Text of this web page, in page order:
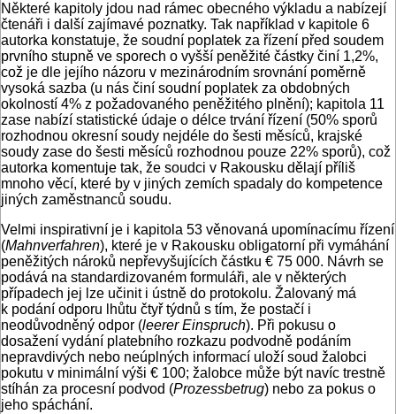
Některé kapitoly jdou nad rámec obecného výkladu a nabízejí
čtenáři i další zajímavé poznatky. Tak například v kapitole 6
autorka konstatuje, že soudní poplatek za řízení před soudem
prvního stupně ve sporech o vyšší peněžité částky činí 1,2%,
což je dle jejího názoru v mezinárodním srovnání poměrně
vysoká sazba (u nás činí soudní poplatek za obdobných
okolností 4% z požadovaného peněžitého plnění); kapitola 11
zase nabízí statistické údaje o délce trvání řízení (50% sporů
rozhodnou okresní soudy nejdéle do šesti měsíců, krajské
soudy zase do šesti měsíců rozhodnou pouze 22% sporů), což
autorka komentuje tak, že soudci v Rakousku dělají příliš
mnoho věcí, které by v jiných zemích spadaly do kompetence
jiných zaměstnanců soudu.
Velmi inspirativní je i kapitola 53 věnovaná upomínacímu řízení
(Mahnverfahren), které je v Rakousku obligatorní při vymáhání
peněžitých nároků nepřevyšujících částku € 75 000. Návrh se
podává na standardizovaném formuláři, ale v některých
případech jej lze učinit i ústně do protokolu. Žalovaný má
k podání odporu lhůtu čtyř týdnů s tím, že postačí i
neodůvodněný odpor (leerer Einspruch). Při pokusu o
dosažení vydání platebního rozkazu podvodně podáním
nepravdivých nebo neúplných informací uloží soud žalobci
pokutu v minimální výši € 100; žalobce může být navíc trestně
stíhán za procesní podvod (Prozessbetrug) nebo za pokus o
jeho spáchání.